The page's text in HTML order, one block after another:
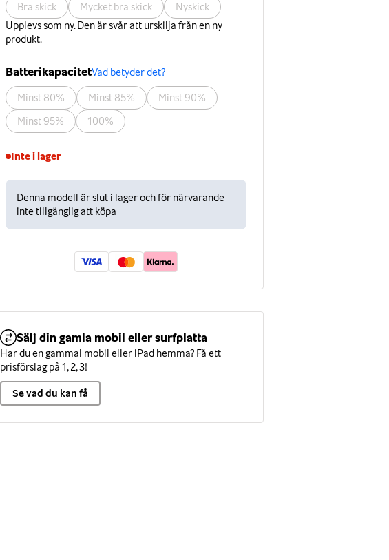
Bra skick Mycket bra skick
Nyskick
Upplevs som ny. Den är svår att urskilja från en ny
produkt.
BatterikapacitetVad betyder det?
Minst 80% Minst 85%
Minst 90%
Minst 95%
100%
Inte i lager
Denna modell är slut i lager och för närvarande
inte tillgänglig att köpa
Sälj din gamla mobil eller surfplatta
Har du en gammal mobil eller iPad hemma? Få ett
prisförslag på 1, 2, 3!
Se vad du kan få